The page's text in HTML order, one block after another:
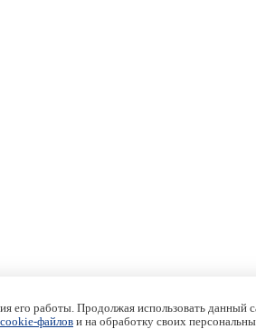
работы. Продолжая использовать данный
cookie-файлов и на обработку своих